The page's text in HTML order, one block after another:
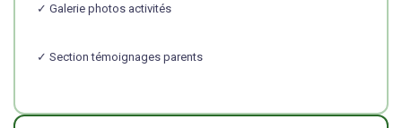
✓ Galerie photos activités
✓ Section témoignages parents